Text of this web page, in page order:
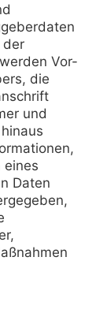
der
Vor-
die
und
eines
Daten